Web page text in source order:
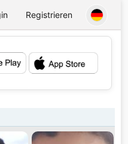
Registrieren
💕